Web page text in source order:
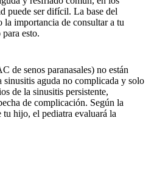
puede ser difícil. La base del
importancia de consultar a tu
esto.
de senos paranasales) no están
sinusitis aguda no complicada y solo
de la sinusitis persistente,
de complicación. Según la
hijo, el pediatra evaluará la